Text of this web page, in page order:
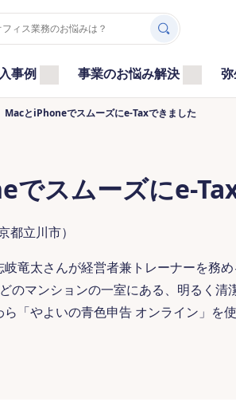
事例 事業のお悩み解決
MacとiPhoneでスムーズにe-Taxできました
でスムーズにe-
都立川市）
竜太さんが経営者兼トレーナーを務め
のマンションの一室にある、明るく清
「やよいの青色申告 オンライン」を